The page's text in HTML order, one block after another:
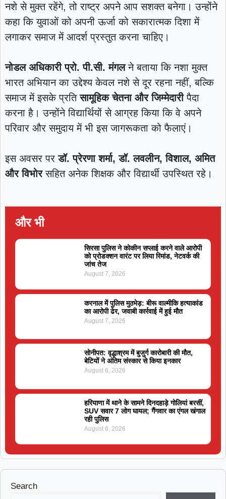
नशे से मुक्त रहेंगे, तो राष्ट्र अपने आप सशक्त बनेगा। उन्होंने
कहा कि युवाओं को अपनी ऊर्जा को सकारात्मक दिशा में
लगाकर समाज में आदर्श प्रस्तुत करना चाहिए।
नोडल अधिकारी प्रो. पी.सी. मंगलने बताया कि नशा मुक्त
भारत अभियान का उद्देश्य केवल नशे से दूर रहना नहीं, बल्कि
समाज में इसके प्रतिसामूहिक चेतना और जिम्मेदारीपैदा
करना है। उन्होंने विद्यार्थियों से आग्रह किया कि वे अपने
परिवार और समुदाय में भी इस जागरूकता को फैलाएं।
इस अवसर परडॉ. प्रेरणा शर्मा, डॉ. लवलीन, विशाल, अमित
और विभोरसहित अनेक शिक्षक और विद्यार्थी उपस्थित रहे।
और भी
सिरसा पुलिस ने कोकीन सप्लाई करने वाले आरोपी
को प्रोडक्शन वारंट पर लिया रिमांड, नेटवर्क की
जांच तेज
August 7, 2026
करनाल में पुलिस मुठभेड़: बीरू वाल्मीकि हत्याकांड
का आरोपी ढेर, जवाबी कार्रवाई में हुई मौत
August 7, 2026
सोनीपत: वृद्धाश्रम में बुजुर्ग कारोबारी की मौत,
बेटियों ने अंतिम संस्कार से किया इनकार
August 6, 2026
हरियाणा में थाने के सामने दिनदहाड़े गोलियां बरसीं,
SUV सवार 7 लोग घायल; गैंगवार का एंगल खंगाल
रही पुलिस
August 6, 2026
Search